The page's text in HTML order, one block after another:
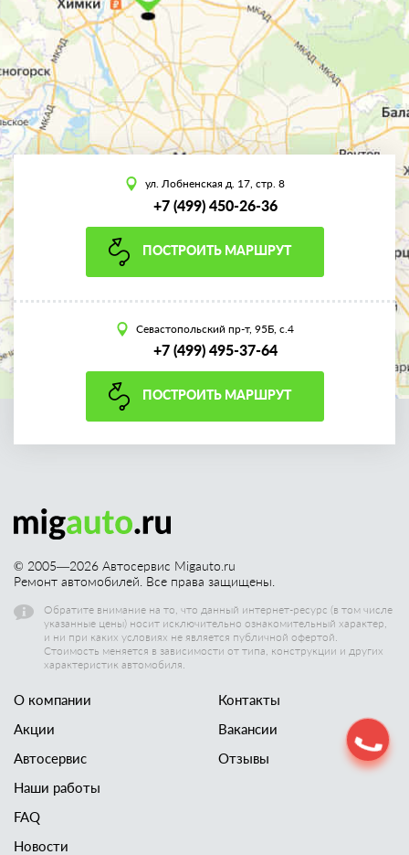
ул. Лобненская д. 17, стр. 8
+7 (499) 450-26-36
ПОСТРОИТЬ МАРШРУТ
Севастопольский пр-т, 95Б, с.4
+7 (499) 495-37-64
ПОСТРОИТЬ МАРШРУТ
© 2005—2026 Автосервис Migauto.ru
Ремонт автомобилей. Все права защищены.
Обратите внимание на то, что данный интернет-ресурс (в том числе
указанные цены) носит исключительно ознакомительный характер,
и ни при каких условиях не является публичной офертой.
Стоимость меняется в зависимости от типа, конструкции и других
характеристик автомобиля.
О компании
Акции
Автосервис
Наши работы
Контакты
Вакансии
Отзывы
FAQ
Новости